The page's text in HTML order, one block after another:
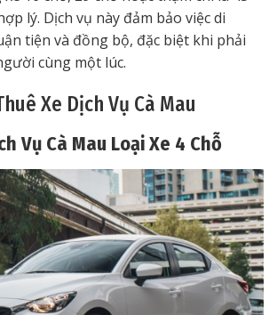
lý. Dịch vụ này đảm bảo việc di
tiện và đồng bộ, đặc biệt khi phải
cùng một lúc.
Xe Dịch Vụ Cà Mau
Vụ Cà Mau Loại Xe 4 Chỗ